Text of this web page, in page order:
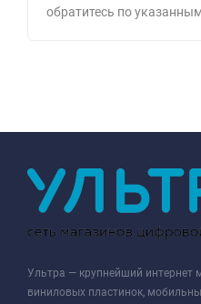
обратитесь по
Ультра — крупнейший интернет
виниловых пластинок,